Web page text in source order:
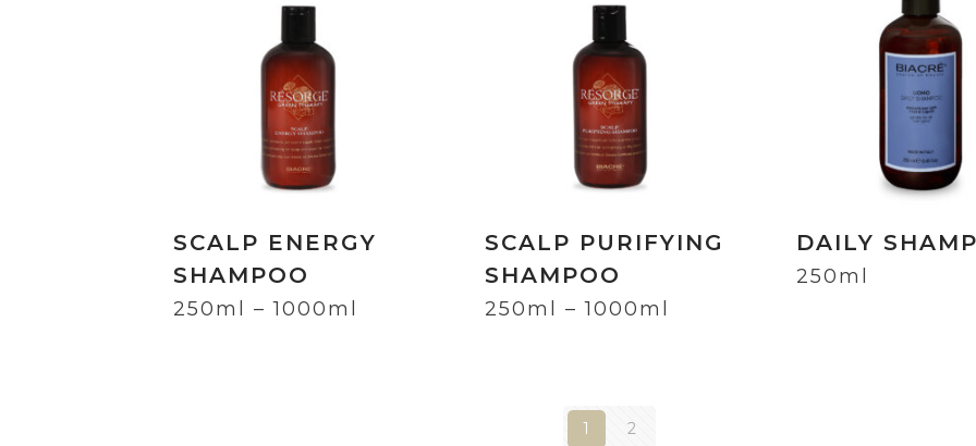
SCALP ENERGY
SHAMPOO
250ml – 1000ml
SCALP PURIFYING
SHAMPOO
250ml – 1000ml
DAILY
250ml
1 2